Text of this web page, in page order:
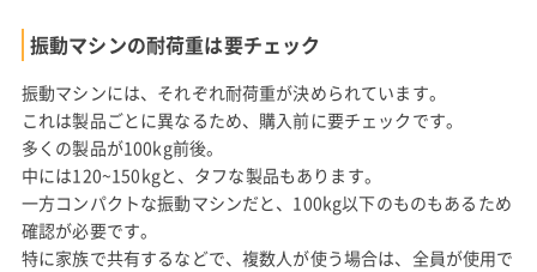
振動マシンの耐荷重は要チェック
振動マシンには、それぞれ耐荷重が決められています。
これは製品ごとに異なるため、購入前に要チェックです。
多くの製品が100kg前後。
中には120~150kgと、タフな製品もあります。
一方コンパクトな振動マシンだと、100kg以下のものもあるため
確認が必要です。
特に家族で共有するなどで、複数人が使う場合は、全員が使用で